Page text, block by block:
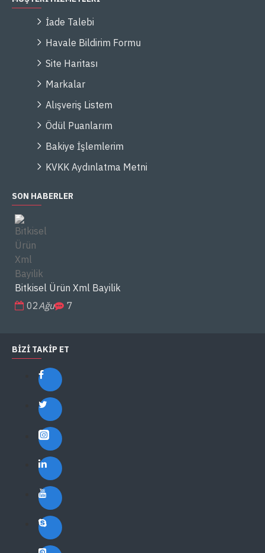
İade Talebi
Havale Bildirim Formu
Site Haritası
Markalar
Alışveriş Listem
Ödül Puanlarım
Bakiye İşlemlerim
KVKK Aydınlatma Metni
SON HABERLER
Bitkisel Ürün Xml Bayilik
02Ağu 7
BIZI TAKIP ET